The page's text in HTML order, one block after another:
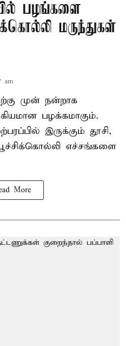
பழங்களை
மருந்துகள்
am
முன் நன்றாக
பழக்கமாகும்.
இருக்கும் தூசி,
எச்சங்களை
More